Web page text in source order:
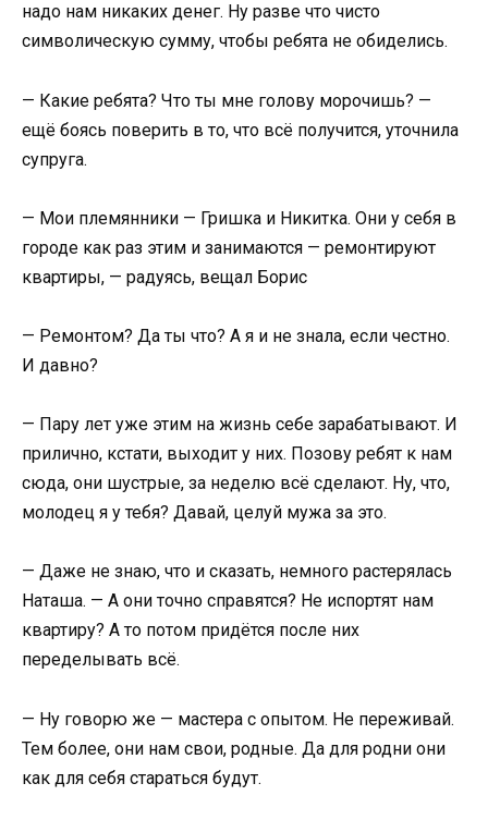
надо нам никаких денег. Ну разве что чисто
символическую сумму, чтобы ребята не обиделись.
— Какие ребята? Что ты мне голову морочишь? —
ещё боясь поверить в то, что всё получится, уточнила
супруга.
— Мои племянники — Гришка и Никитка. Они у себя в
городе как раз этим и занимаются — ремонтируют
квартиры, — радуясь, вещал Борис
— Ремонтом? Да ты что? А я и не знала, если честно.
И давно?
— Пару лет уже этим на жизнь себе зарабатывают. И
прилично, кстати, выходит у них. Позову ребят к нам
сюда, они шустрые, за неделю всё сделают. Ну, что,
молодец я у тебя? Давай, целуй мужа за это.
— Даже не знаю, что и сказать, немного растерялась
Наташа. — А они точно справятся? Не испортят нам
квартиру? А то потом придётся после них
переделывать всё.
— Ну говорю же — мастера с опытом. Не переживай.
Тем более, они нам свои, родные. Да для родни они
как для себя стараться будут.